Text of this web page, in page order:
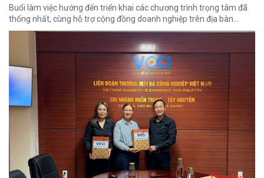
Buổi làm việc hướng đến triển khai các chương trình trọng tâm đã
thống nhất, cùng hỗ trợ cộng đồng doanh nghiệp trên địa bàn...